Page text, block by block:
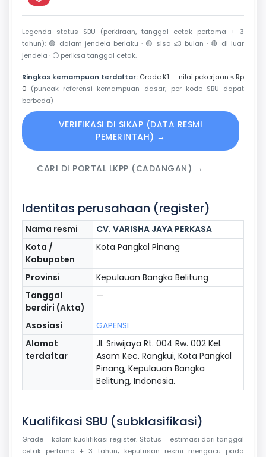
Legenda status SBU (perkiraan, tanggal cetak pertama + 3
tahun): 🟢 dalam jendela berlaku · 🟡 sisa ≤3 bulan · 🔴 di luar
jendela · ⚪ periksa tanggal cetak.
Ringkas kemampuan terdaftar: Grade K1 — nilai pekerjaan ≤ Rp
0 (puncak referensi kemampuan dasar; per kode SBU dapat
berbeda)
VERIFIKASI DI SIKAP (DATA RESMI
PEMERINTAH) →
CARI DI PORTAL LKPP (CADANGAN) →
Identitas perusahaan (register)
Nama resmi
CV. VARISHA JAYA PERKASA
Kota /
Kabupaten
Kota Pangkal Pinang
Provinsi
Kepulauan Bangka Belitung
Tanggal
berdiri (Akta)
—
Asosiasi
GAPENSI
Alamat
terdaftar
Jl. Sriwijaya Rt. 004 Rw. 002 Kel.
Asam Kec. Rangkui, Kota Pangkal
Pinang, Kepulauan Bangka
Belitung, Indonesia.
Kualifikasi SBU (subklasifikasi)
Grade = kolom kualifikasi register. Status = estimasi dari tanggal
cetak pertama + 3 tahun; keputusan resmi mengacu pada